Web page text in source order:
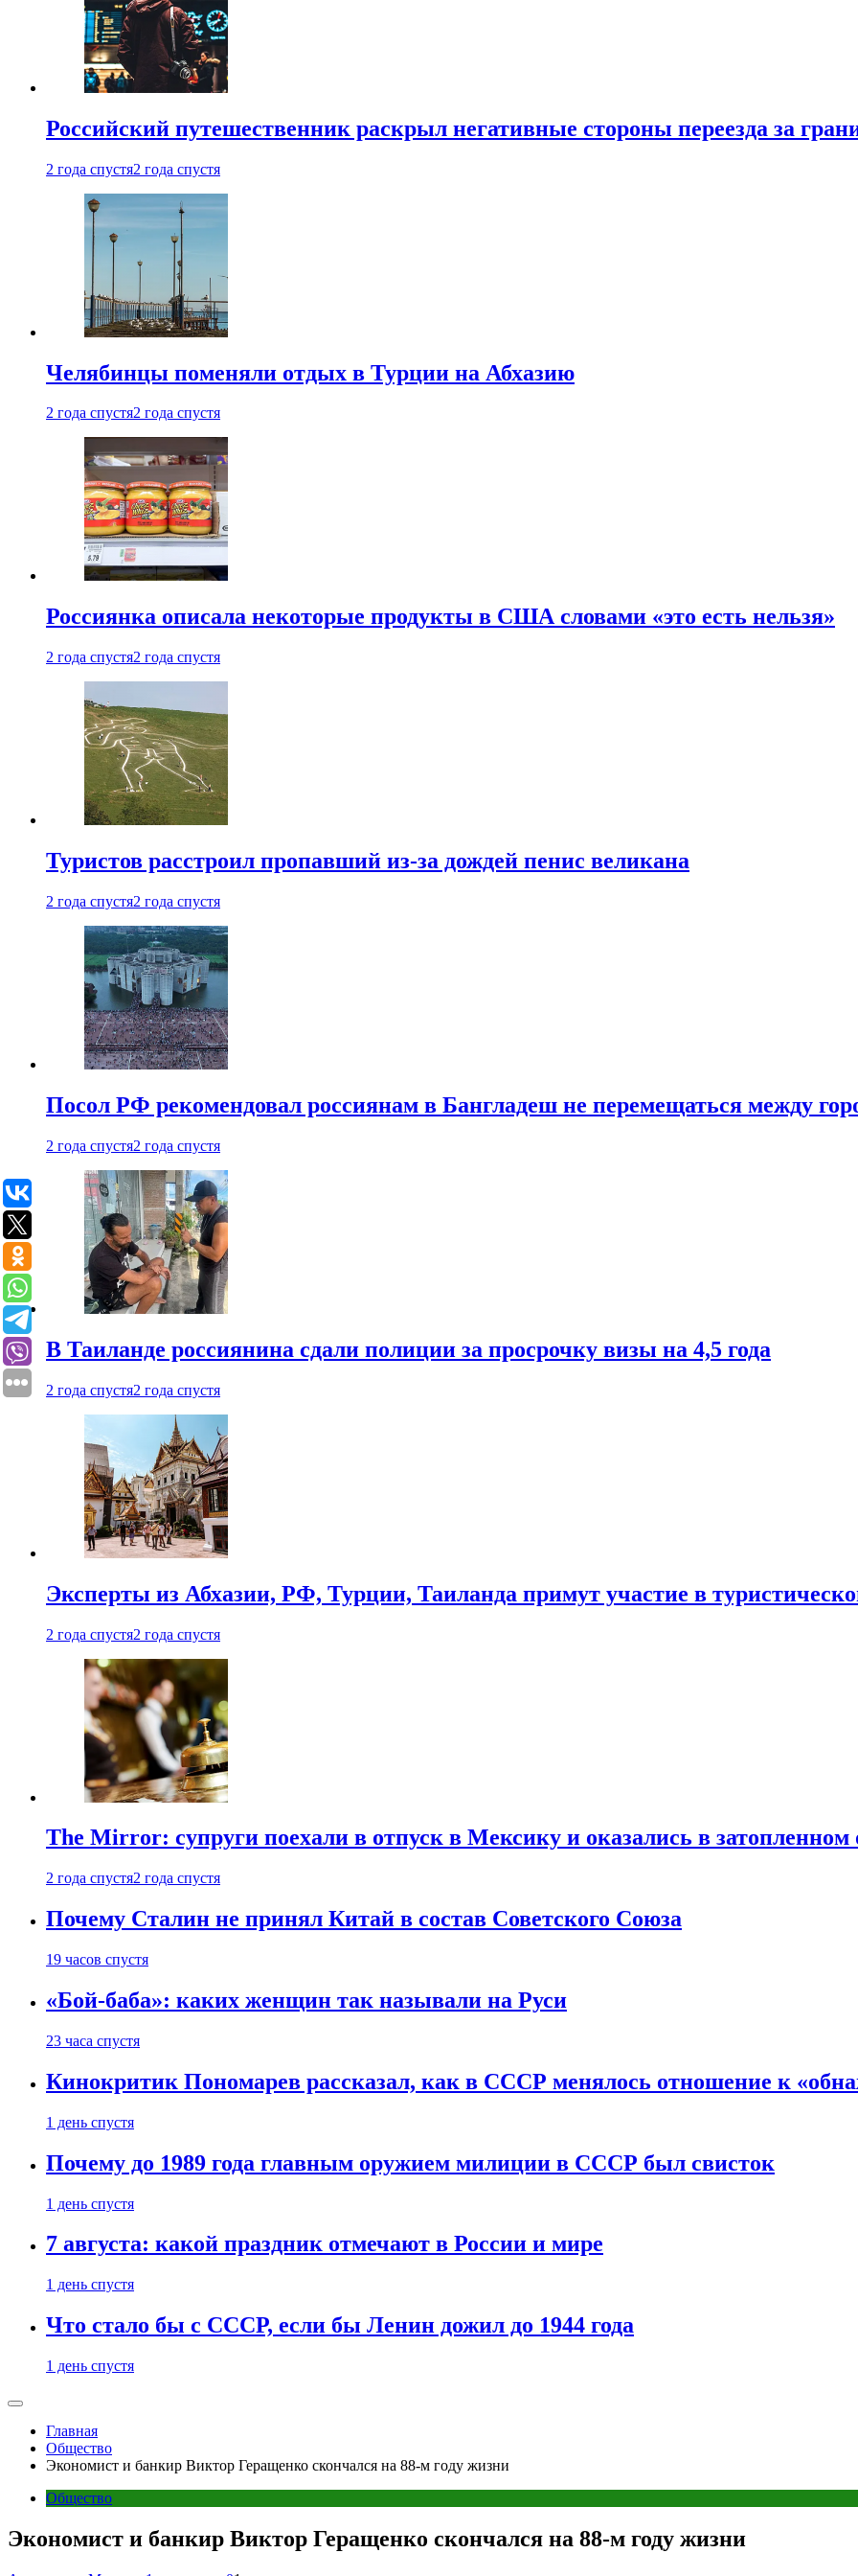
Российский путешественник раскрыл негативные стороны переезда за
2 года спустя2 года спустя
Челябинцы поменяли отдых в Турции на Абхазию
2 года спустя2 года спустя
Россиянка описала некоторые продукты в США словами «это есть нельзя»
2 года спустя2 года спустя
Туристов расстроил пропавший из-за дождей пенис великана
2 года спустя2 года спустя
Посол РФ рекомендовал россиянам в Бангладеш не перемещаться между
2 года спустя2 года спустя
В Таиланде россиянина сдали полиции за просрочку визы на 4,5 года
2 года спустя2 года спустя
Эксперты из Абхазии, РФ, Турции, Таиланда примут участие в
2 года спустя2 года спустя
The Mirror: супруги поехали в отпуск в Мексику и оказались в затопленном
2 года спустя2 года спустя
Почему Сталин не принял Китай в состав Советского Союза
19 часов спустя
«Бой-баба»: каких женщин так называли на Руси
23 часа спустя
Кинокритик Пономарев рассказал, как в СССР менялось отношение к
1 день спустя
Почему до 1989 года главным оружием милиции в СССР был свисток
1 день спустя
7 августа: какой праздник отмечают в России и мире
1 день спустя
Что стало бы с СССР, если бы Ленин дожил до 1944 года
1 день спустя
Главная
Общество
Экономист и банкир Виктор Геращенко скончался на 88-м году жизни
Общество
Экономист и банкир Виктор Геращенко скончался на 88-м году жизни